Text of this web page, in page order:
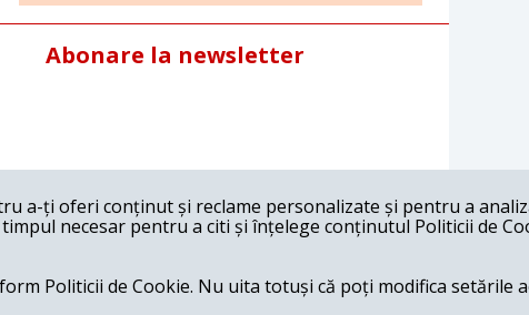
Abonare la newsletter
a-ți oferi conținut și reclame personalizate și pentru a
necesar pentru a citi și înțelege conținutul Politicii de
Politicii de Cookie. Nu uita totuși că poți modifica setările